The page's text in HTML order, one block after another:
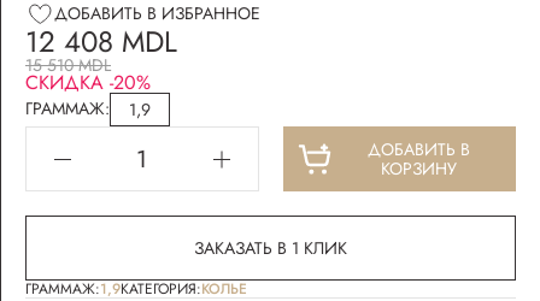
ДОБАВИТЬ В ИЗБРАННОЕ
12 408 MDL
15 510 MDL
СКИДКА -20%
ГРАММАЖ:
1,9
ДОБАВИТЬ В
КОРЗИНУ
ЗАКАЗАТЬ В 1 КЛИК
ГРАММАЖ:1,9КАТЕГОРИЯ:КОЛЬЕ